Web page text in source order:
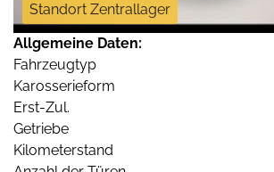
Standort Zentrallager
Allgemeine Daten:
Fahrzeugtyp
Karosserieform
Erst-Zul.
Getriebe
Kilometerstand